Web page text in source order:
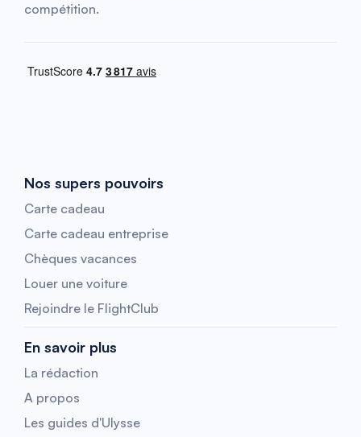
compétition.
Nos supers pouvoirs
Carte cadeau
Carte cadeau entreprise
Chèques vacances
Louer une voiture
Rejoindre le FlightClub
En savoir plus
La rédaction
A propos
Les guides d'Ulysse